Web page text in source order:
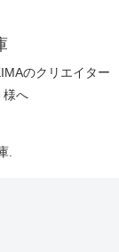
のクリエイター
様へ
.